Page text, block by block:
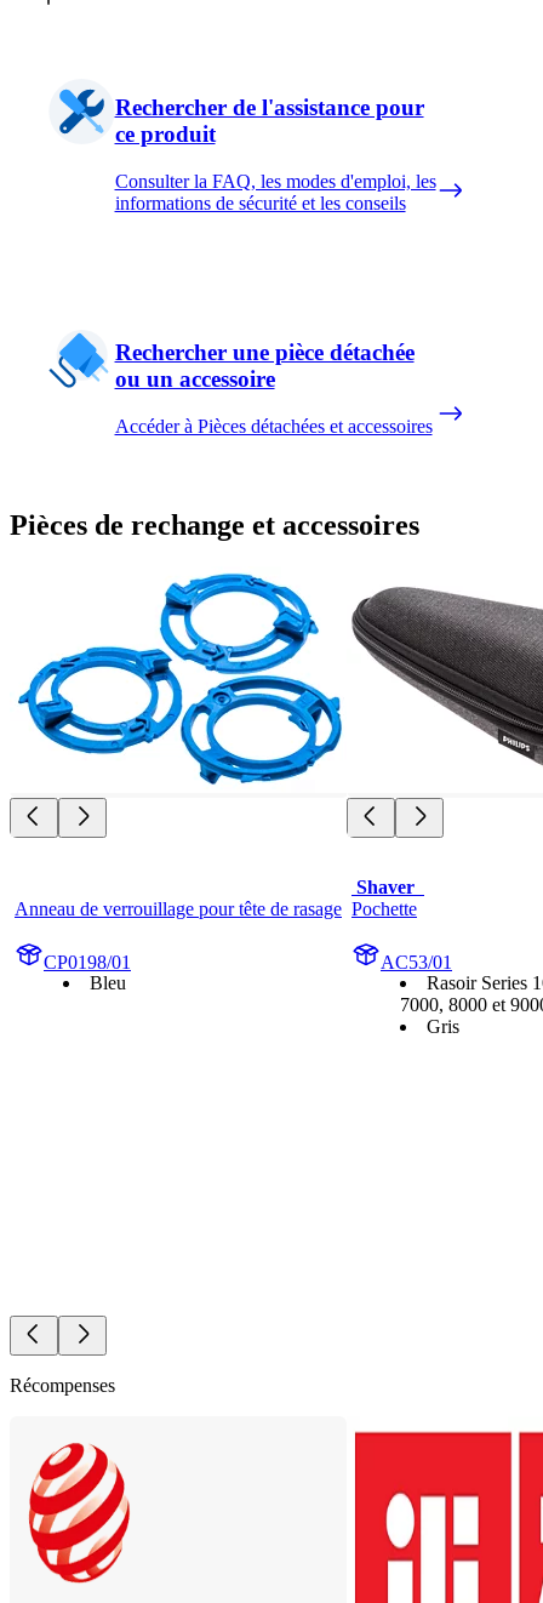
Rechercher de l'assistance pour
ce produit
Consulter la FAQ, les modes d'emploi, les
informations de sécurité et les conseils
Rechercher une pièce détachée
ou un accessoire
Accéder à Pièces détachées et accessoires
Pièces de rechange et accessoires
Anneau de verrouillage pour tête de rasage
CP0198/01
Bleu
Shaver
Pochette
AC53/01
Rasoir Series
7000, 8000 et
Gris
Récompenses